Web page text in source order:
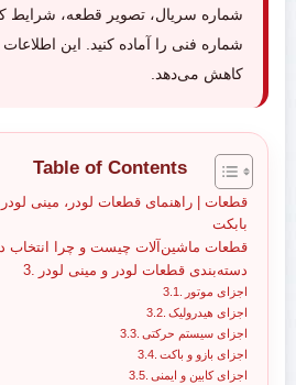
شماره سریال، تصویر قطعه، شرایط
شماره فنی را آماده کنید. این اطلاعات
کاهش می‌دهد.
Table of Contents
قطعات | راهنمای قطعات لودر، مینی لودر
بابکت
قطعات ماشین‌آلات چیست و چرا انتخاب
دسته‌بندی قطعات لودر و مینی لودر
اجزای موتور
اجزای هیدرولیک
اجزای سیستم حرکتی
اجزای بازو و باکت
اجزای کابین و ایمنی